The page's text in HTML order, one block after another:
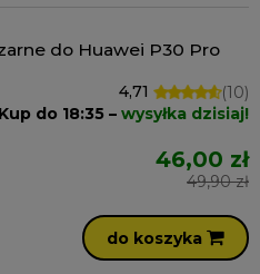
do Huawei P30 Pro
4,71
(10)
Kup do 18:35 – wysyłka dzisiaj!
46,00 zł
49,90 zł
do koszyka